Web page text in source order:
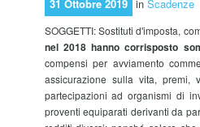
31 Ottobre 2019 in Scadenze
SOGGETTI:Sostituti d'imposta,
nel 2018 hanno corrisposto
compensi per avviamento
assicurazione sulla vita, premi,
partecipazioni ad organismi di
proventi equiparati derivanti da